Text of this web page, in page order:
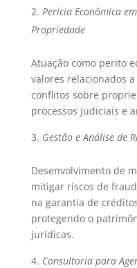
Perícia Econômica
Propriedade
Atuação como perito
valores relacionados
conflitos sobre
processos judiciais e
Gestão e Análise de
Desenvolvimento de
mitigar riscos de
na garantia de
protegendo o
jurídicas.
Consultoria para